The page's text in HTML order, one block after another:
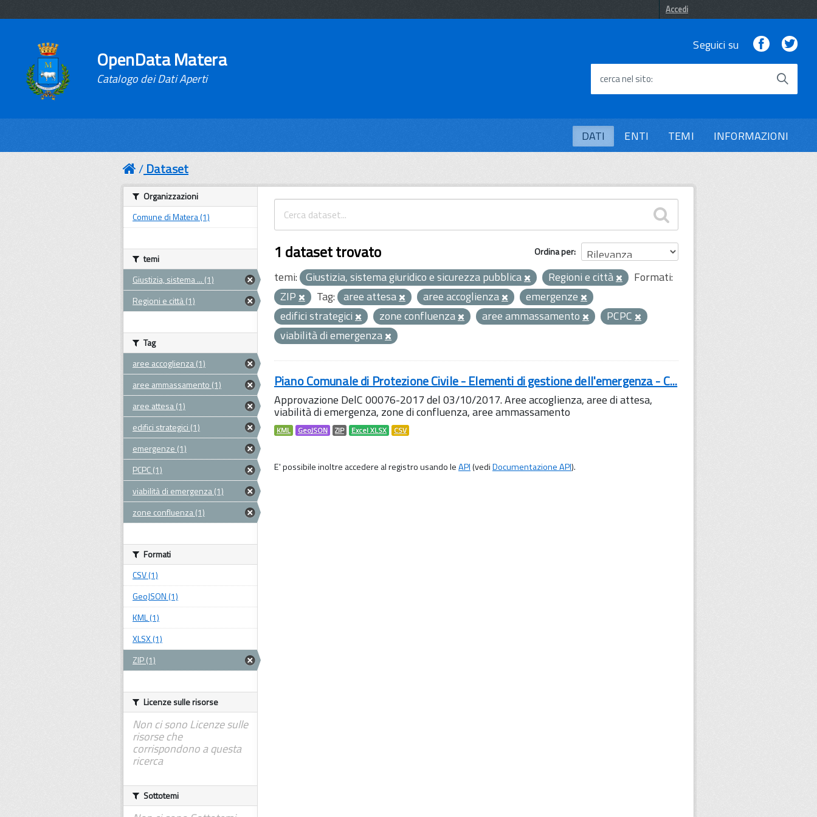
Accedi
OpenData Matera
Catalogo dei Dati Aperti
Seguici su Facebook
cerca nel sito
DATI ENTI TEMI INFORMAZIONI
Dataset
Ordina per
1 dataset trovato
temi: Giustizia, sistema giuridico e sicurezza pubblica Regioni e città
Formati:
ZIP
Tag: aree attesa aree accoglienza
emergenze
edifici strategici
zone confluenza aree ammassamento
PCPC
viabilità di emergenza
Piano Comunale di Protezione Civile - Elementi di gestione dell'emergenza - C...
Approvazione DelC 00076-2017 del 03/10/2017. Aree accoglienza, aree di attesa,
viabilità di emergenza, zone di confluenza, aree ammassamento
KML GeoJSON ZIP Excel XLSX CSV
E' possibile inoltre accedere al registro usando leAPI(vediDocumentazione API).
Organizzazioni
Comune di Matera (1)
temi
Giustizia, sistema ... (1)
Regioni e città (1)
Tag
aree accoglienza (1)
aree ammassamento (1)
aree attesa (1)
edifici strategici (1)
emergenze (1)
PCPC (1)
viabilità di emergenza (1)
zone confluenza (1)
Formati
CSV (1)
GeoJSON (1)
KML (1)
XLSX (1)
ZIP (1)
Licenze sulle risorse
Non ci sono Licenze sulle
risorse che
corrispondono a questa
ricerca
Sottotemi